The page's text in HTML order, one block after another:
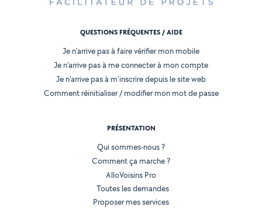
QUESTIONS FRÉQUENTES / AIDE
Je n'arrive pas à faire vérifier mon mobile
Je n'arrive pas à me connecter à mon compte
Je n'arrive pas à m'inscrire depuis le site web
Comment réinitialiser / modifier mon mot de passe
PRÉSENTATION
Qui sommes-nous ?
Comment ça marche ?
AlloVoisins Pro
Toutes les demandes
Proposer mes services